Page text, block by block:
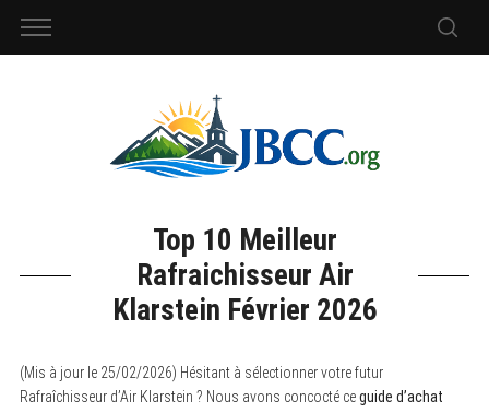
Top 10 Meilleur
Rafraichisseur Air
Klarstein Février 2026
(Mis à jour le 25/02/2026) Hésitant à sélectionner votre futur
Rafraîchisseur d’Air Klarstein ? Nous avons concocté ceguide d’achat